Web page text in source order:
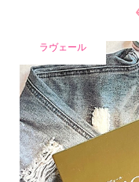
ラヴェール